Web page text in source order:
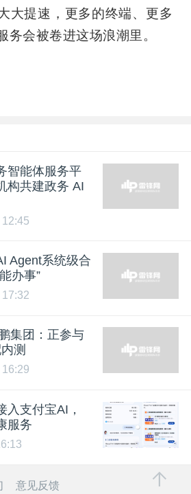
大提速，更多的终端、更多
务会被卷进这场浪潮里。
智能体服务平
构共建政务 AI
Agent系统级合
办事”
集团：正参与
测
入支付宝AI，
服务
意见反馈